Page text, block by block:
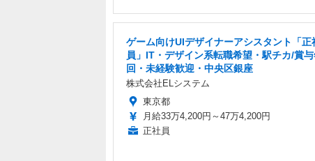
ゲーム向けUIデザイナーアシスタント「正
員」IT・デザイン系転職希望・駅チカ/賞
回・未経験歓迎・中央区銀座
株式会社ELシステム
東京都
月給33万4,200円～47万4,200円
正社員